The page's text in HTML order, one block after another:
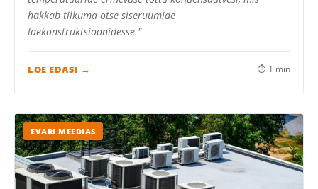
hakkab tilkuma otse siseruumide
laekonstruktsioonidesse."
LOE EDASI → ⏱ 1 min
EVARI MEEDIAS